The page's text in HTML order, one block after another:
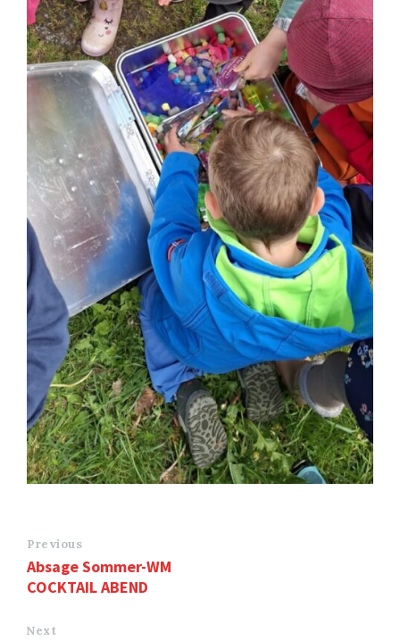
Previous
Absage Sommer-WM
COCKTAIL ABEND
Next